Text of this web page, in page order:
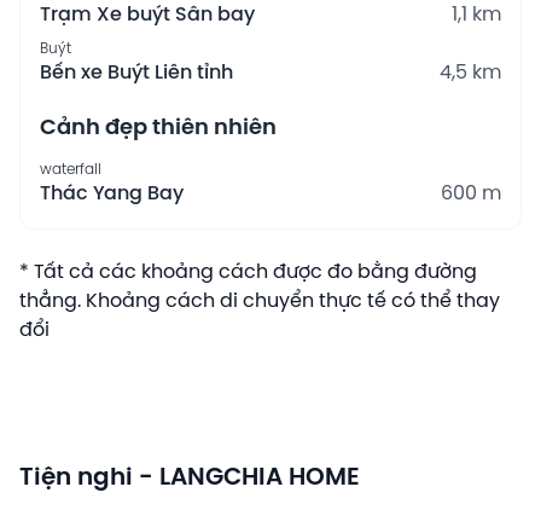
Trạm Xe buýt Sân bay 1,1 km
Buýt
Bến xe Buýt Liên tỉnh 4,5 km
Cảnh đẹp thiên nhiên
waterfall
Thác Yang Bay 600 m
* Tất cả các khoảng cách được đo bằng đường
thẳng. Khoảng cách di chuyển thực tế có thể thay
đổi
Tiện nghi - LANGCHIA HOME